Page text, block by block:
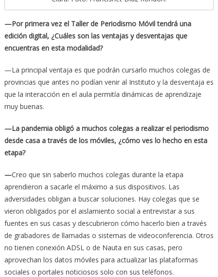
—Por primera vez el Taller de Periodismo Móvil tendrá una
edición digital, ¿Cuáles son las ventajas y desventajas que
encuentras en esta modalidad?
—La principal ventaja es que podrán cursarlo muchos colegas de
provincias que antes no podían venir al Instituto y la desventaja es
que la interacción en el aula permitía dinámicas de aprendizaje
muy buenas.
—La pandemia obligó a muchos colegas a realizar el periodismo
desde casa a través de los móviles, ¿cómo ves lo hecho en esta
etapa?
—Creo que sin saberlo muchos colegas durante la etapa
aprendieron a sacarle el máximo a sus dispositivos. Las
adversidades obligan a buscar soluciones. Hay colegas que se
vieron obligados por el aislamiento social a entrevistar a sus
fuentes en sus casas y descubrieron cómo hacerlo bien a través
de grabadores de llamadas o sistemas de videoconferencia. Otros
no tienen conexión ADSL o de Nauta en sus casas, pero
aprovechan los datos móviles para actualizar las plataformas
sociales o portales noticiosos solo con sus teléfonos.